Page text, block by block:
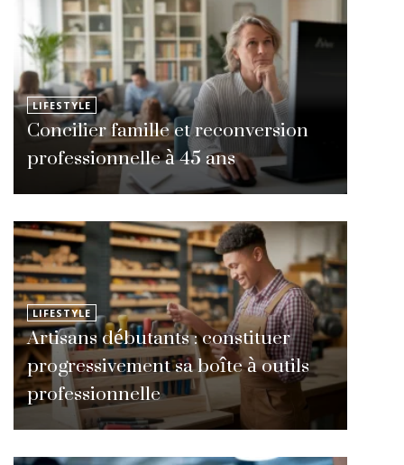
LIFESTYLE
Concilier famille et reconversion
professionnelle à 45 ans
LIFESTYLE
Artisans débutants : constituer
progressivement sa boîte à outils
professionnelle